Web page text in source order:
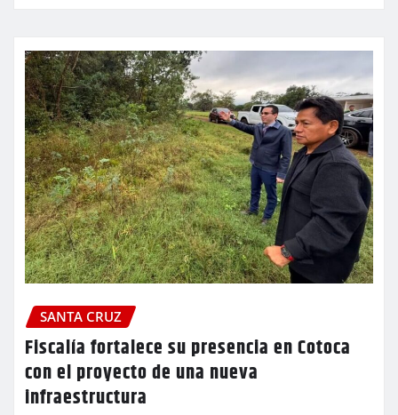
SANTA CRUZ
Fiscalía fortalece su presencia en Cotoca
con el proyecto de una nueva
infraestructura